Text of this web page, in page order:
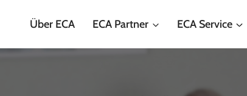
Über ECA ECA Partner ECA Service